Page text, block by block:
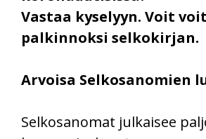
Vastaa kyselyyn. Voit
palkinnoksi selkokirjan.
Arvoisa Selkosanomien
Selkosanomat julkaisee